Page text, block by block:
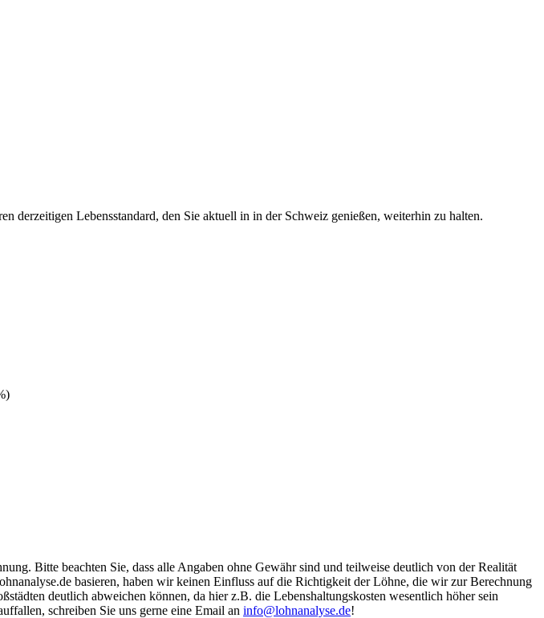
derzeitigen Lebensstandard, den Sie aktuell in in der Schweiz genießen, weiterhin zu halten.
)
Bitte beachten Sie, dass alle Angaben ohne Gewähr sind und teilweise deutlich von der Realität
basieren, haben wir keinen Einfluss auf die Richtigkeit der Löhne, die wir zur Berechnung
deutlich abweichen können, da hier z.B. die Lebenshaltungskosten wesentlich höher sein
schreiben Sie uns gerne eine Email an info@lohnanalyse.de!